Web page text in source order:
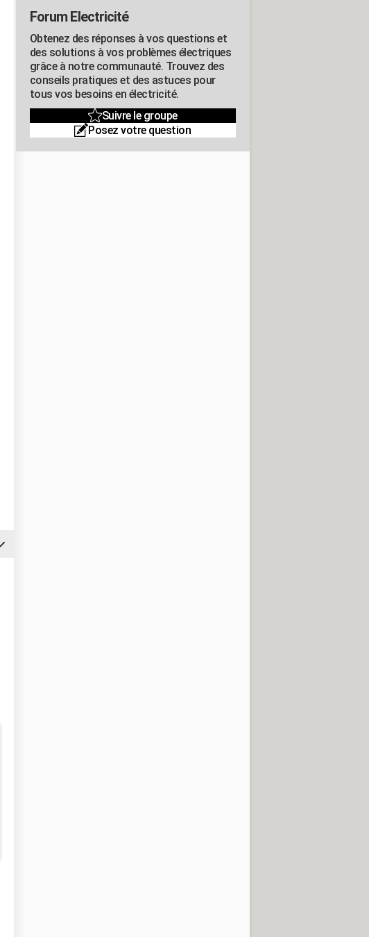
Forum Electricité
Obtenez des réponses à vos questions et
des solutions à vos problèmes électriques
grâce à notre communauté. Trouvez des
conseils pratiques et des astuces pour
tous vos besoins en électricité.
Suivre le groupe
Posez votre question